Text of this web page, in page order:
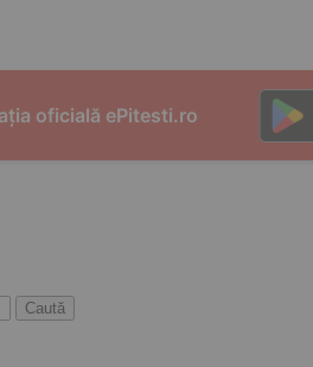
Caută
oficială ePitesti.ro